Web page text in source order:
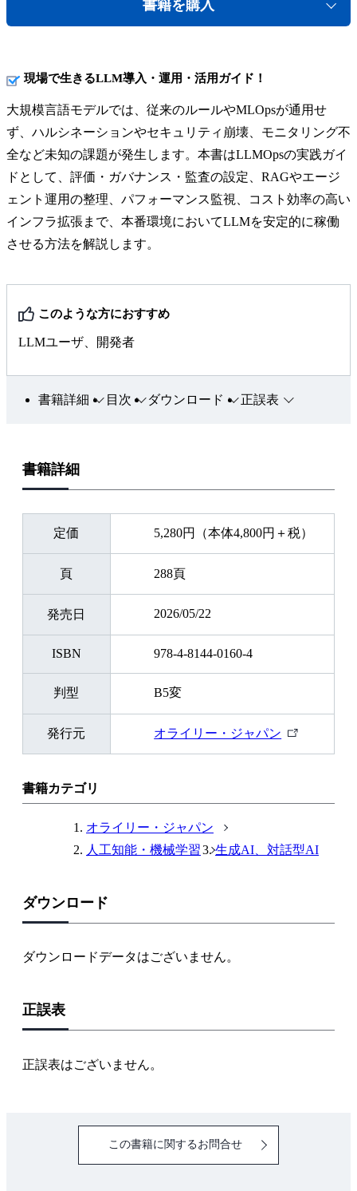
書籍を購入
現場で生きるLLM導入・運用・活用ガイド！
大規模言語モデルでは、従来のルールやMLOpsが通用せ
ず、ハルシネーションやセキュリティ崩壊、モニタリング不
全など未知の課題が発生します。本書はLLMOpsの実践ガイ
ドとして、評価・ガバナンス・監査の設定、RAGやエージ
ェント運用の整理、パフォーマンス監視、コスト効率の高い
インフラ拡張まで、本番環境においてLLMを安定的に稼働
させる方法を解説します。
このような方におすすめ
LLMユーザ、開発者
書籍詳細 目次 ダウンロード 正誤表
書籍詳細
定価 5,280円（本体4,800円＋税）
頁 288頁
発売日 2026/05/22
ISBN 978-4-8144-0160-4
判型 B5変
発行元 オライリー・ジャパン
外
書籍カテゴリ
オライリー・ジャパン
人工知能・機械学習
生成AI、対話型AI
ダウンロード
ダウンロードデータはございません。
正誤表
正誤表はございません。
この書籍に関するお問合せ